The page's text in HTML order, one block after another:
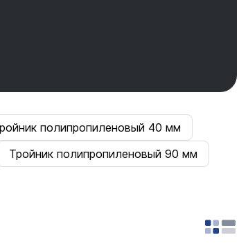
полипропиленовый 40 мм
Тройник полипропиленовый 90 мм